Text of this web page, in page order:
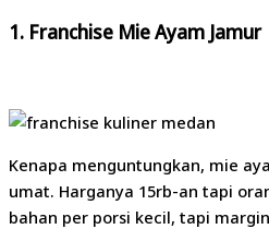
1. Franchise Mie Ayam Jamur
Kenapa menguntungkan, mie
umat. Harganya 15rb-an tapi
bahan per porsi kecil, tapi